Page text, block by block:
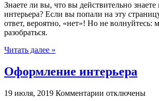
он
зарабатывает…
Знаете ли вы, что вы действительно знаете
интерьера? Если вы попали на эту
ответ, вероятно, «нет»! Но не
разобраться.
Читать далее »
Оформление интерьера
19 июля, 2019 Комментарии котключены